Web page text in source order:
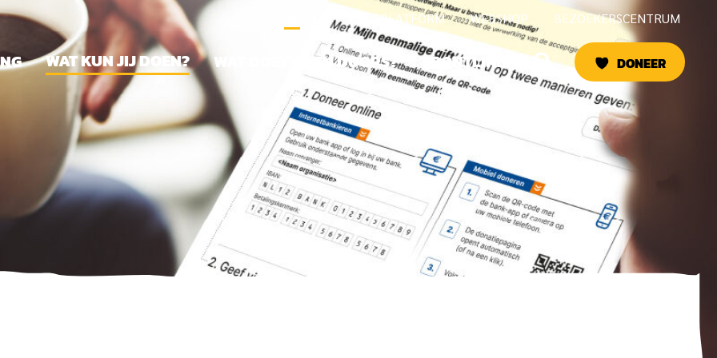
ACTIEPLATFORM WEBSHOP BEZOEKERSCENTRUM
WAT KUN JIJ DOEN? WAT DOET OPEN DOORS? FRONTLINIE Zoeken DONEER